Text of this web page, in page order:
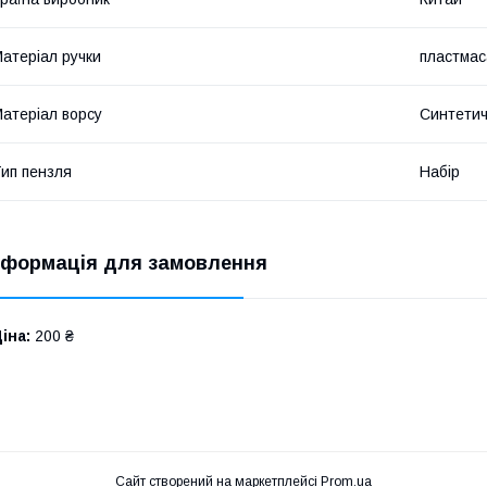
ручки
ворсу
пензля Набір
для замовлення
200 ₴
Сайт створений на маркетплейсі Prom.ua